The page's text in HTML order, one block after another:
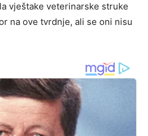
vještake veterinarske struke
na ove tvrdnje, ali se oni nisu